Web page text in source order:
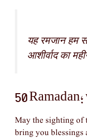
यह रमजान हम
आशीर्वाद का
50
May the sighting of
bring you blessings